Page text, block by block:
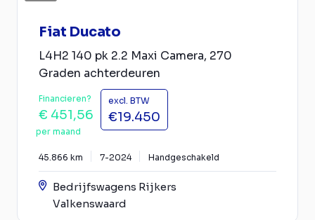
Fiat Ducato
L4H2 140 pk 2.2 Maxi Camera, 270
Graden achterdeuren
Financieren?
€ 451,56
per maand
excl. BTW
€19.450
45.866 km 7-2024 Handgeschakeld
Bedrijfswagens Rijkers
Valkenswaard